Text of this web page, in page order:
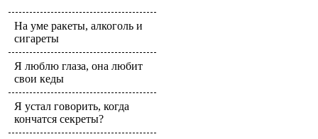
На уме ракеты, алкоголь и
сигареты
Я люблю глаза, она любит
свои кеды
Я устал говорить, когда
кончатся секреты?